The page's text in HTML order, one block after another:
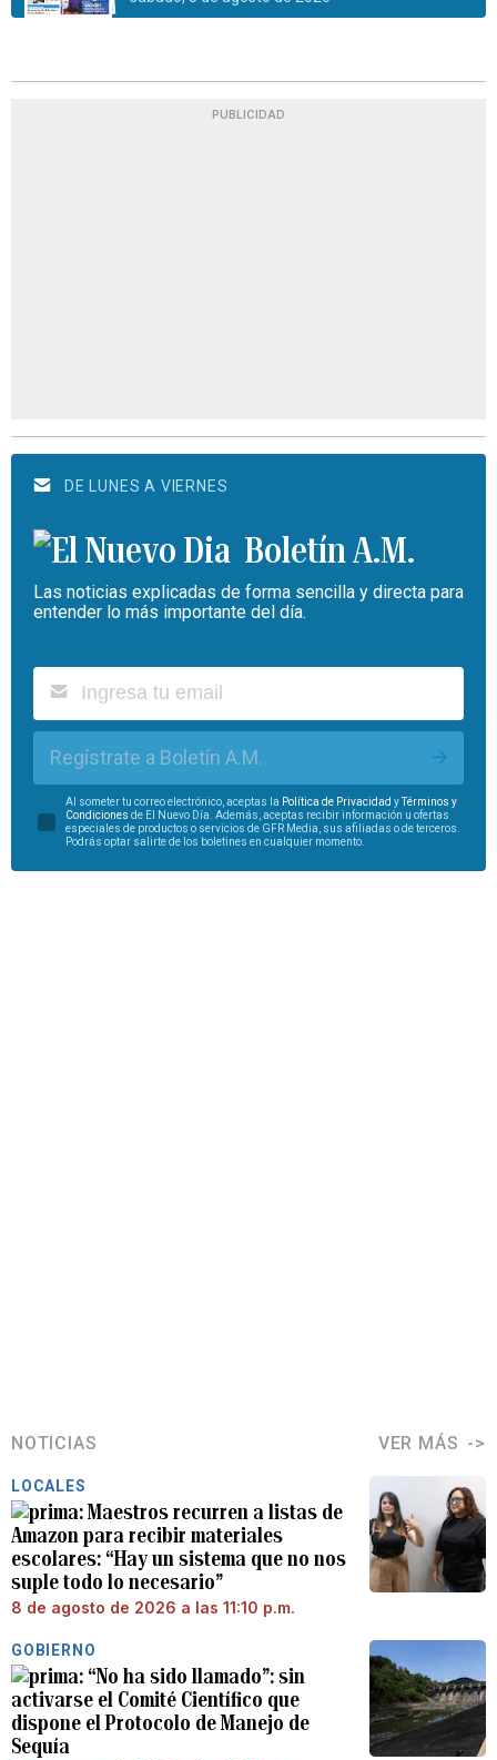
PUBLICIDAD
DE LUNES A VIERNES
Boletín A.M.
Las noticias explicadas de forma sencilla y directa para
entender lo más importante del día.
Regístrate a Boletín A.M.
Al someter tu correo electrónico, aceptas la Política de Privacidad yTérminos y
Condiciones de El Nuevo Día. Además, aceptas recibir información u ofertas
especiales de productos o servicios de GFR Media, sus afiliadas o de terceros.
Podrás optar salirte de los boletines en cualquier momento.
NOTICIAS VER MÁS
LOCALES
Maestros recurren a listas de
Amazon para recibir materiales
escolares: “Hay un sistema que no nos
suple todo lo necesario”
8 de agosto de 2026 a las 11:10 p.m.
GOBIERNO
“No ha sido llamado”: sin
activarse el Comité Científico que
dispone el Protocolo de Manejo de
Sequía